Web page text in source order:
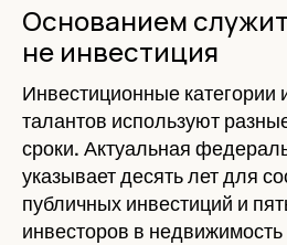
Основанием
не инвестиция
Инвестиционные категории
талантов используют
сроки. Актуальная
указывает десять лет для
публичных инвестиций и
инвесторов в